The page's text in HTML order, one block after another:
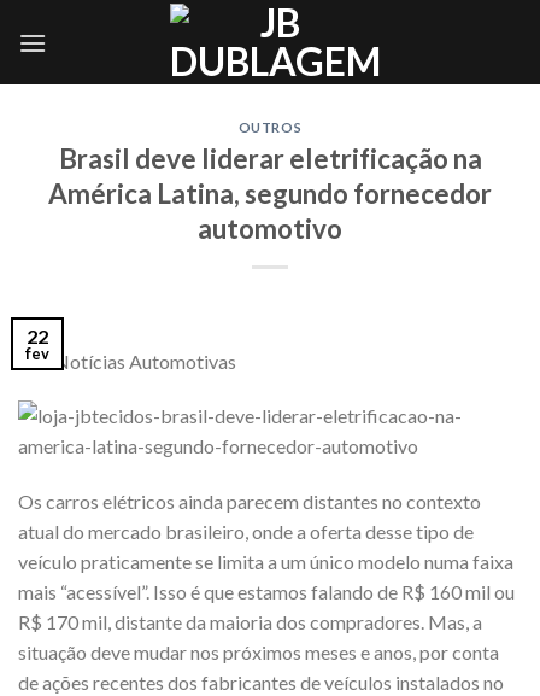
OUTROS
Brasil deve liderar eletrificação na
América Latina, segundo fornecedor
automotivo
22
fev
Via: Notícias Automotivas
Os carros elétricos ainda parecem distantes no contexto
atual do mercado brasileiro, onde a oferta desse tipo de
veículo praticamente se limita a um único modelo numa faixa
mais “acessível”. Isso é que estamos falando de R$ 160 mil ou
R$ 170 mil, distante da maioria dos compradores. Mas, a
situação deve mudar nos próximos meses e anos, por conta
de ações recentes dos fabricantes de veículos instalados no